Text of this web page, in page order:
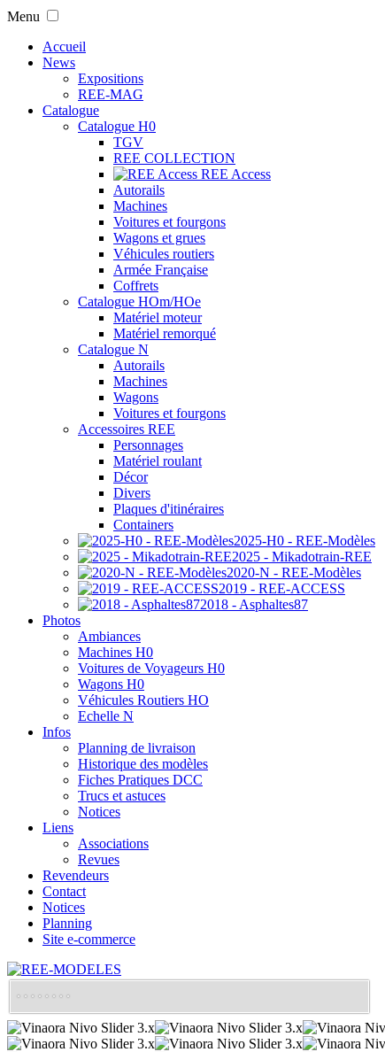
Menu
Accueil
News
Expositions
REE-MAG
Catalogue
Catalogue H0
TGV
REE COLLECTION
REE Access
Autorails
Machines
Voitures et fourgons
Wagons et grues
Véhicules routiers
Armée Française
Coffrets
Catalogue HOm/HOe
Matériel moteur
Matériel remorqué
Catalogue N
Autorails
Machines
Wagons
Voitures et fourgons
Accessoires REE
Personnages
Matériel roulant
Décor
Divers
Plaques d'itinéraires
Containers
2025-H0 - REE-Modèles
2025 - Mikadotrain-REE
2020-N - REE-Modèles
2019 - REE-ACCESS
2018 - Asphaltes87
Photos
Ambiances
Machines H0
Voitures de Voyageurs H0
Wagons H0
Véhicules Routiers HO
Echelle N
Infos
Planning de livraison
Historique des modèles
Fiches Pratiques DCC
Trucs et astuces
Notices
Liens
Associations
Revues
Revendeurs
Contact
Notices
Planning
Site e-commerce